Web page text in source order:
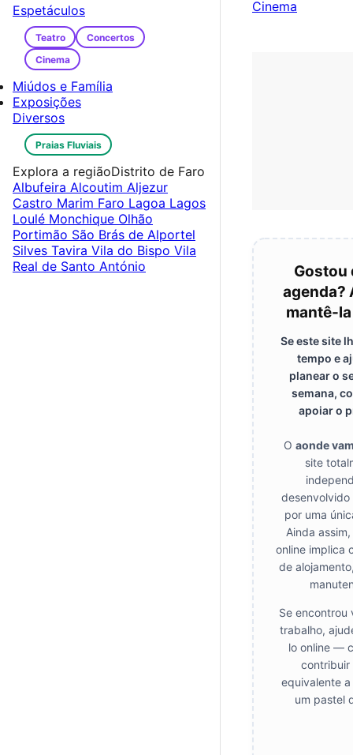
Cinema
Gostou
agenda?
mantê-
Se este site
tempo e
planear o
semana,
apoiar o
O aonde
site
desenvolvido
por uma
Ainda
online implica
de
Se encontrou
trabalho,
lo online —
contribuir
equivalente
um pastel
Espetáculos
Teatro
Concertos
Cinema
Miúdos e Família
Exposições
Diversos
Praias Fluviais
Explora a regiãoDistrito de Faro
Albufeira Alcoutim Aljezur
Castro Marim Faro Lagoa Lagos
Loulé Monchique Olhão
Portimão São Brás de Alportel
Silves Tavira Vila do Bispo Vila
Real de Santo António